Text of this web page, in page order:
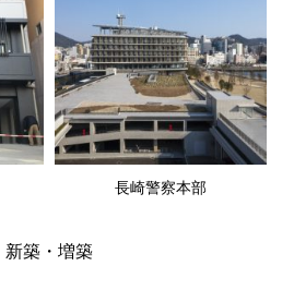
長崎警察本部
新築・増築